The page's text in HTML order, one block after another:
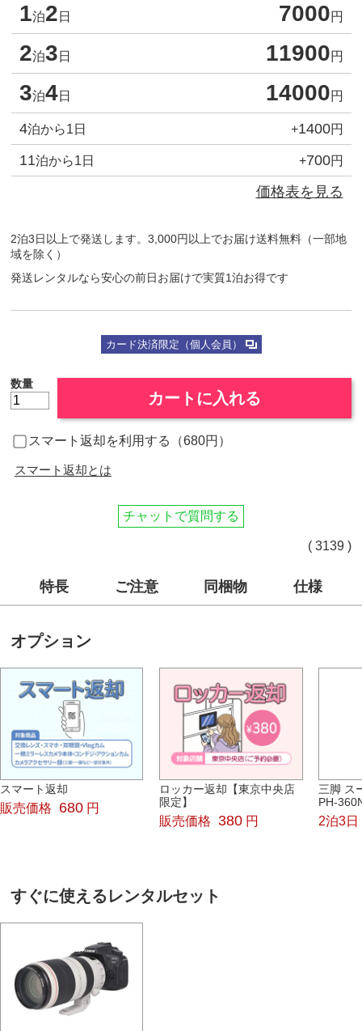
1泊2 日 7000円
2泊3 日 11900円
3泊4日 14000円
4泊から1日 +1400円
11泊から1日 +700円
価格表を見る
2泊3日以上で発送します。3,000円以上でお届け送料無料（一部地
域を除く）
発送レンタルなら安心の前日お届けで実質1泊お得です
カード決済限定（個人会員）
数量
カートに入れる
スマート返却を利用する（680円）
スマート返却とは
チャットで質問する
( 3139 )
特長 ご注意 同梱物 仕様
オプション
スマート返却
販売価格 680 円
ロッカー返却【東京中央店
限定】
販売価格 380 円
三脚 ス
PH-
2泊3日
すぐに使えるレンタルセット